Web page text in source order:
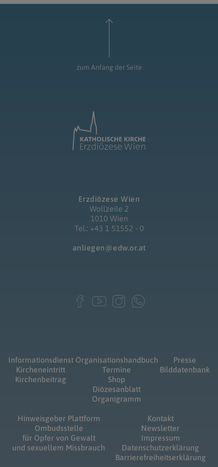
zum Anfang der Seite
Erzdiözese Wien
Wollzeile 2
1010 Wien
Tel.: +43 1 51552 - 0
anliegen@edw.or.at
Informationsdienst
Kircheneintritt
Kirchenbeitrag
Organisationshandbuch
Termine
Shop
Diözesanblatt
Organigramm
Presse
Bilddatenbank
Hinweisgeber Plattform
Ombudsstelle
für Opfer von Gewalt
und sexuellem Missbrauch
Kontakt
Newsletter
Impressum
Datenschutzerklärung
Barrierefreiheitserklärung